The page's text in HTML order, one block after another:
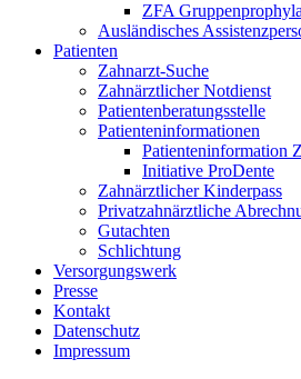
ZFA
Ausländisches
Patienten
Zahnarzt-Suche
Zahnärztlicher Notdienst
Patientenberatungsstelle
Patienteninformationen
Patienteninformation
Initiative ProDente
Zahnärztlicher Kinderpass
Privatzahnärztliche
Gutachten
Schlichtung
Versorgungswerk
Presse
Kontakt
Datenschutz
Impressum